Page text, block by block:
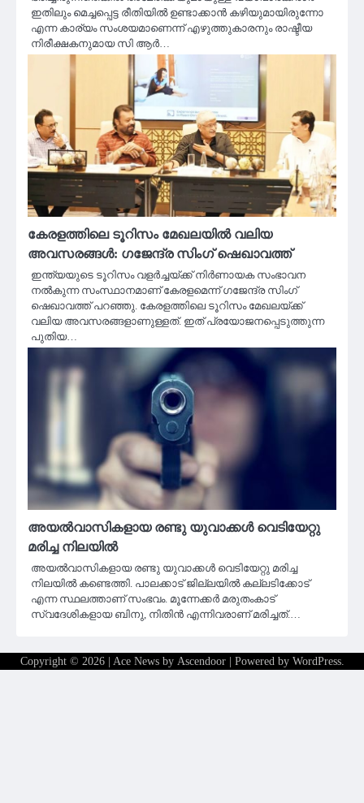
ഇതിലും മെച്ചപ്പെട്ട രീതിയിൽ ഉണ്ടാക്കാൻ കഴിയുമായിരുന്നോ
എന്ന കാര്യം സംശയമാണെന്ന് എഴുത്തുകാരനും രാഷ്ടീയ
നിരീക്ഷകനുമായ സി ആർ…
കേരളത്തിലെ ടൂറിസം മേഖലയിൽ വലിയ
അവസരങ്ങൾ: ഗജേന്ദ്ര സിംഗ് ഷെഖാവത്ത്
ഇന്ത്യയുടെ ടൂറിസം വളര്‍ച്ചയ്ക്ക് നിര്‍ണായക സംഭാവന
നല്‍കുന്ന സംസ്ഥാനമാണ് കേരളമെന്ന് ഗജേന്ദ്ര സിംഗ്
ഷെഖാവത്ത് പറഞ്ഞു. കേരളത്തിലെ ടൂറിസം മേഖലയ്ക്ക്
വലിയ അവസരങ്ങളാണുള്ളത്. ഇത് പ്രയോജനപ്പെടുത്തുന്ന
പുതിയ…
അയല്‍വാസികളായ രണ്ടു യുവാക്കള്‍ വെടിയേറ്റു
മരിച്ച നിലയില്‍
അയല്‍വാസികളായ രണ്ടു യുവാക്കള്‍ വെടിയേറ്റു മരിച്ച
നിലയില്‍ കണ്ടെത്തി. പാലക്കാട് ജില്ലയിൽ കല്ലടിക്കോട്
എന്ന സ്ഥലത്താണ് സംഭവം. മൂന്നേക്കര്‍ മരുതംകാട്
സ്വദേശികളായ ബിനു, നിതിന്‍ എന്നിവരാണ് മരിച്ചത്.…
Copyright © 2026 | Ace News by Ascendoor| Powered by WordPress.